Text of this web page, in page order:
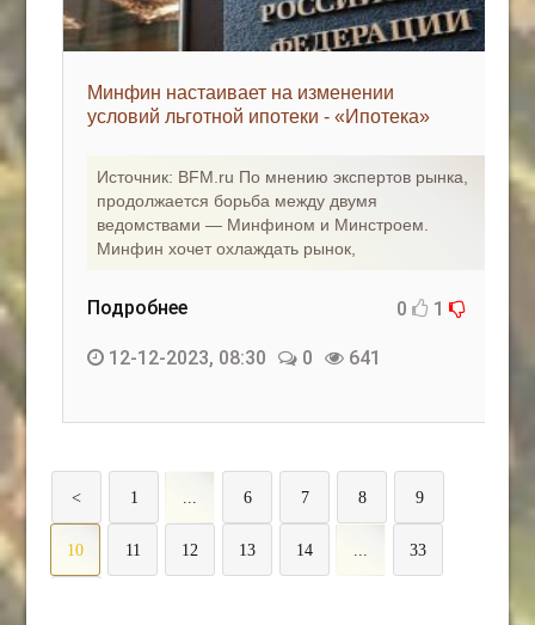
Минфин настаивает на изменении
условий льготной ипотеки - «Ипотека»
Источник: BFM.ru По мнению экспертов рынка,
продолжается борьба между двумя
ведомствами — Минфином и Минстроем.
Минфин хочет охлаждать рынок,
Подробнее 0 1
12-12-2023, 08:30 0 641
< 1 ... 6 7 8 9
10 11 12 13 14 ... 33